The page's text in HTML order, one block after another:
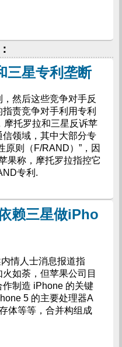
三星专利垄断
然后这些竞争对手反
责竞争对手利用专利
摩托罗拉和三星反诉苹
领域，其中大部分专
原则（F/RAND）”，因
果称，摩托罗拉指控它
专利.
赖三星做iPho
情人士消息报道指
如荼，但苹果公司目
制造 iPhone 的关键
5 的主要处理器A
体等等，合并构组成